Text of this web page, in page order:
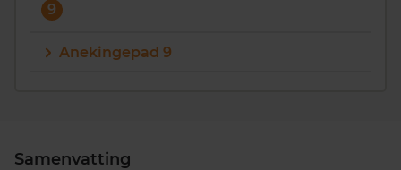
9
Anekingepad 9
Samenvatting